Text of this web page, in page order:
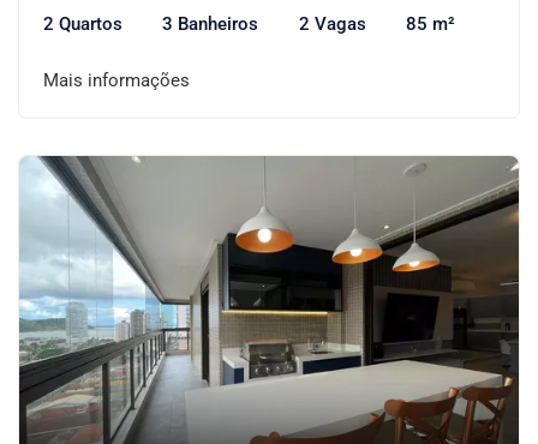
2 Quartos 3 Banheiros 2 Vagas 85 m²
Mais informações